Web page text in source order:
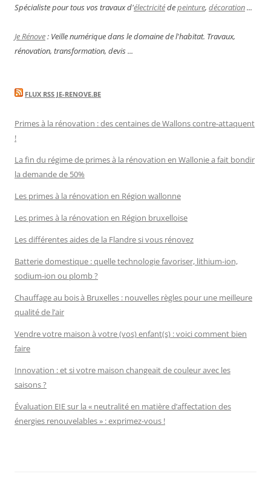
Spécialiste pour tous vos travaux d'électricitédepeinture, décoration...
Je Rénove: Veille numérique dans le domaine de l'habitat. Travaux,
rénovation, transformation, devis ...
FLUX RSS JE-RENOVE.BE
Primes à la rénovation : des centaines de Wallons contre-attaquent
!
La fin du régime de primes à la rénovation en Wallonie a fait bondir
la demande de 50%
Les primes à la rénovation en Région wallonne
Les primes à la rénovation en Région bruxelloise
Les différentes aides de la Flandre si vous rénovez
Batterie domestique : quelle technologie favoriser, lithium-ion,
sodium-ion ou plomb ?
Chauffage au bois à Bruxelles : nouvelles règles pour une meilleure
qualité de l’air
Vendre votre maison à votre (vos) enfant(s) : voici comment bien
faire
Innovation : et si votre maison changeait de couleur avec les
saisons ?
Évaluation EIE sur la « neutralité en matière d’affectation des
énergies renouvelables » : exprimez-vous !